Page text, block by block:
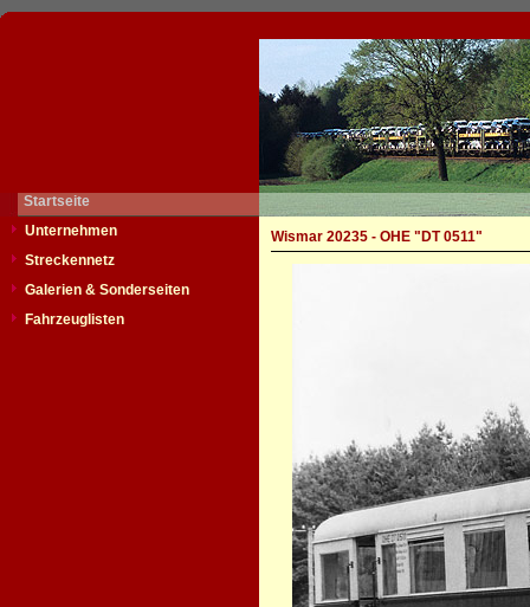
Startseite
Unternehmen
Streckennetz
Galerien & Sonderseiten
Fahrzeuglisten
Wismar 20235 - OHE "DT 0511"